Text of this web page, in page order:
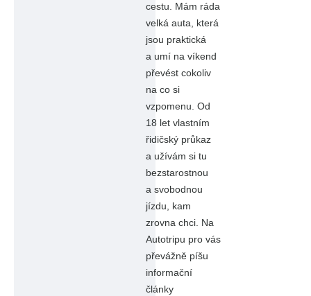
cestu. Mám ráda
velká auta, která
jsou praktická
a umí na víkend
převést cokoliv
na co si
vzpomenu. Od
18 let vlastním
řidičský průkaz
a užívám si tu
bezstarostnou
a svobodnou
jízdu, kam
zrovna chci. Na
Autotripu pro vás
převážně píšu
informační
články